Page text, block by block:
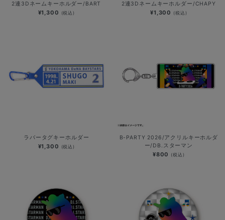
2連3Dネームキーホルダー/BART
¥1,300 (税込)
2連3Dネームキーホルダー/CHAPY
¥1,300 (税込)
ラバータグキーホルダー
¥1,300 (税込)
B-PARTY 2026/アクリルキーホルダ
ー/DB.スターマン
¥800 (税込)